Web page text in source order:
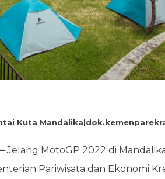
Kuta
Jelang MotoGP 2022 di
Pariwisata dan Ekonomi